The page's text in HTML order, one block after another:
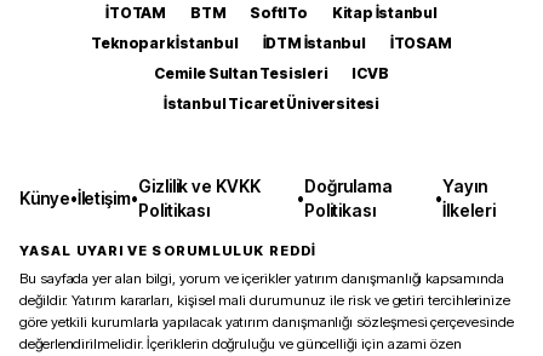
İTOTAM BTM SoftITo
Kitap İstanbul
Teknopark İstanbul
İDTM İstanbul
İTOSAM
Cemile Sultan Tesisleri
ICVB
İstanbul Ticaret Üniversitesi
Künye•İletişim•
Gizlilik ve KVKK
Politikası
•
Doğrulama
Politikası
•
Yayın
İlkeleri
YASAL UYARI VE SORUMLULUK REDDİ
Bu sayfada yer alan bilgi, yorum ve içerikler yatırım danışmanlığı kapsamında
değildir. Yatırım kararları, kişisel mali durumunuz ile risk ve getiri tercihlerinize
göre yetkili kurumlarla yapılacak yatırım danışmanlığı sözleşmesi çerçevesinde
değerlendirilmelidir. İçeriklerin doğruluğu ve güncelliği için azami özen